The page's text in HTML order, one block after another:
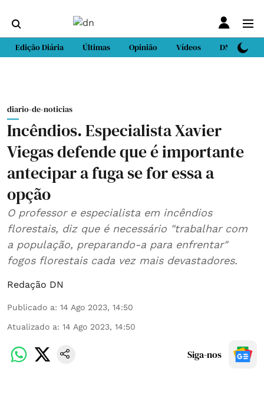
Edição Diária Últimas Opinião Vídeos DN Sport
diario-de-noticias
Incêndios. Especialista Xavier
Viegas defende que é importante
antecipar a fuga se for essa a
opção
O professor e especialista em incêndios
florestais, diz que é necessário "trabalhar com
a população, preparando-a para enfrentar"
fogos florestais cada vez mais devastadores.
Redação DN
Publicado a: 14 Ago 2023, 14:50
Atualizado a: 14 Ago 2023, 14:50
Siga-nos